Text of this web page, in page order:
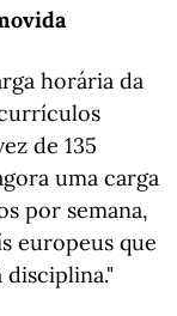
horária da
de 135
uma carga
por semana,
europeus que